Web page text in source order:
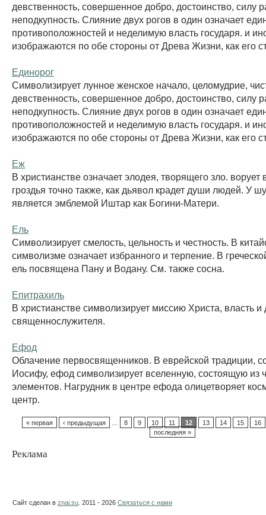
девственность, совершенное добро, достоинство, силу
неподкупность. Слияние двух рогов в один означает
противоположностей и неделимую власть государя. и
изображаются по обе стороны от Древа Жизни, как его
Единорог
Символизирует лунное женское начало, целомудрие,
девственность, совершенное добро, достоинство, силу
неподкупность. Слияние двух рогов в один означает
противоположностей и неделимую власть государя. и
изображаются по обе стороны от Древа Жизни, как его
Еж
В христианстве означает элодея, творящего зло. ворует
гроздья точно также, как дьявол крадет души людей. У
является эмблемой Иштар как Богини-Матери.
Ель
Символизирует смелость, цельность и честность. В
символизме означает избранного и терпение. В
ель посвящена Пану и Водану. См. также сосна.
Епитрахиль
В христианстве символизирует миссию Христа, власть и
священнослужителя.
Ефод
Облачение первосвященников. В еврейской традиции,
Иосифу, ефод символизирует вселенную, состоящую из
элементов. Нагрудник в центре ефода олицетворяет
центр.
« первая ‹ предыдущая 8 9 10 11 12 13 14 15
16
последняя »
Реклама
Сайт сделан в znai.su . 2011 - 2026 Связаться с нами